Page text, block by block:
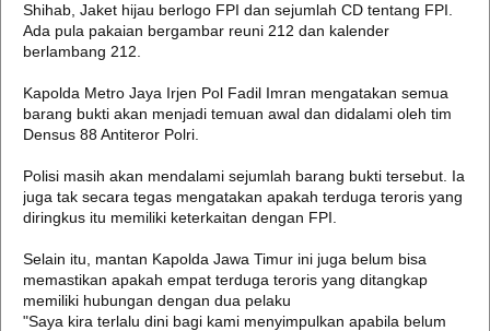
Shihab, Jaket hijau berlogo FPI dan sejumlah CD tentang FPI.
Ada pula pakaian bergambar reuni 212 dan kalender
berlambang 212.
Kapolda Metro Jaya Irjen Pol Fadil Imran mengatakan semua
barang bukti akan menjadi temuan awal dan didalami oleh tim
Densus 88 Antiteror Polri.
Polisi masih akan mendalami sejumlah barang bukti tersebut. Ia
juga tak secara tegas mengatakan apakah terduga teroris yang
diringkus itu memiliki keterkaitan dengan FPI.
Selain itu, mantan Kapolda Jawa Timur ini juga belum bisa
memastikan apakah empat terduga teroris yang ditangkap
memiliki hubungan dengan dua pelaku
"Saya kira terlalu dini bagi kami menyimpulkan apabila belum